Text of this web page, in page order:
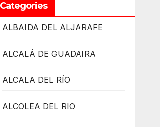
Categories
ALBAIDA DEL ALJARAFE
ALCALÁ DE GUADAIRA
ALCALA DEL RÍO
ALCOLEA DEL RIO